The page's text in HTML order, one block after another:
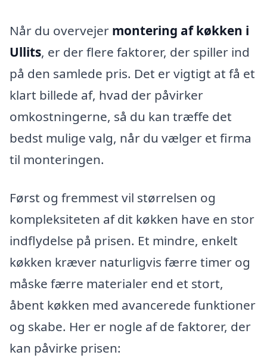
Når du overvejer montering af køkken i
Ullits, er der flere faktorer, der spiller ind
på den samlede pris. Det er vigtigt at få et
klart billede af, hvad der påvirker
omkostningerne, så du kan træffe det
bedst mulige valg, når du vælger et firma
til monteringen.
Først og fremmest vil størrelsen og
kompleksiteten af dit køkken have en stor
indflydelse på prisen. Et mindre, enkelt
køkken kræver naturligvis færre timer og
måske færre materialer end et stort,
åbent køkken med avancerede funktioner
og skabe. Her er nogle af de faktorer, der
kan påvirke prisen: